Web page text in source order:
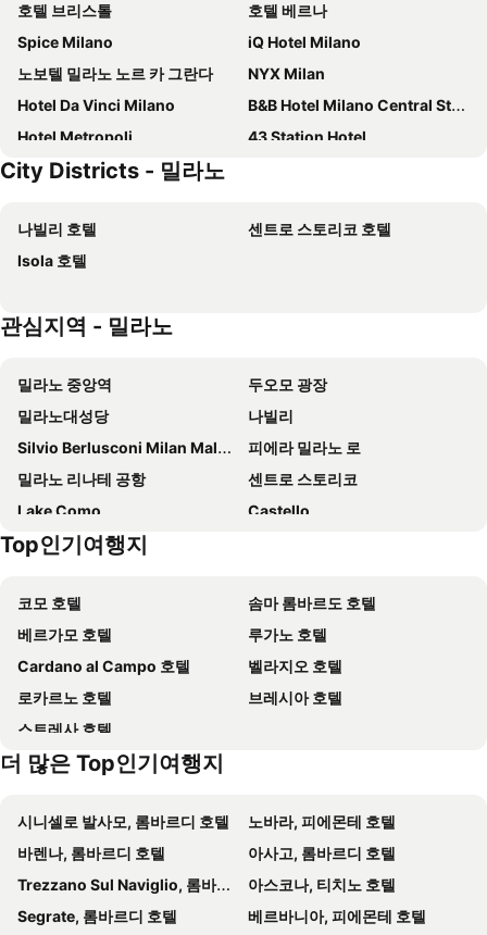
호텔 브리스톨
호텔 베르나
Spice Milano
iQ Hotel Milano
노보텔 밀라노 노르 카 그란다
NYX Milan
Hotel Da Vinci Milano
B&B Hotel Milano Central Station
Hotel Metropoli
43 Station Hotel
INNSiDE Milano Torre GalFa
Hotel Mythos
Hotel Delle Nazioni
ibis Milano Centro
Joy 124 Hotel Milano
스타호텔 앤더슨
안드레올라 센트럴 호텔
럭셔리 두오모 룸스
IH 호텔 밀라노 로렌테지오
Doria Grand Hotel
아카 팰리스 호텔
Tivoli President Milano Hotel
Palazzo Touring Club Milan, A Radisson Collection Hotel
Milan Adore
Hotel Repubblica
Hotel Midway
베스트 웨스턴 호텔 매디슨
UNA Hotels Galles Milano
레지덴사 델레 시타
우나 호텔 스칸디나비아
이비스 스타일 밀라노 첸트로
Glam Milano
B&B HOTEL Milano La Spezia
Hilton Milan
월드호텔 크리스토포로 콜롬보
호텔 플로라
로사 그랜드 밀라노 - 스타호텔스 콜레지오네
The Street Milano Duomo
Hotel Nuovo
The Glamore Milano Duomo
룸 메이트 줄리아
Albergo Diurno Cobianchi
iH Hotels Milano Ambasciatori
Park Hyatt Milano
City Districts - 밀라노
나빌리 호텔
센트로 스토리코 호텔
Isola 호텔
관심지역 - 밀라노
밀라노 중앙역
두오모 광장
밀라노대성당
나빌리
Silvio Berlusconi Milan Malpensa Airport
피에라 밀라노 로
밀라노 리나테 공항
센트로 스토리코
Lake Como
Castello
Isola
Palazzo del Senato
Museo del Duomo di Milano
Palazzo Reale
la Rinascente
San Gottardo in Corte
Porto di Mare Metro Station
Eataly
San Abbondio
Ponte Coperto
Gioia Metro Station
Top인기여행지
코모 호텔
솜마 롬바르도 호텔
베르가모 호텔
루가노 호텔
Cardano al Campo 호텔
벨라지오 호텔
로카르노 호텔
브레시아 호텔
스트레사 호텔
더 많은 Top인기여행지
시니셀로 발사모, 롬바르디 호텔
노바라, 피에몬테 호텔
바렌나, 롬바르디 호텔
아사고, 롬바르디 호텔
Trezzano Sul Naviglio, 롬바르디 호텔
아스코나, 티치노 호텔
Segrate, 롬바르디 호텔
베르바니아, 피에몬테 호텔